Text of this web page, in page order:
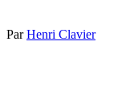
ParHenri Clavier